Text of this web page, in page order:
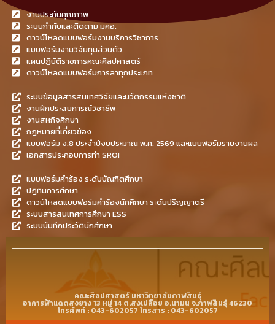
งานประกันคุณภาพ
ระบบกำกับและติดตาม มคอ.
ดาวน์โหลดแบบฟอร์มงานบริการวิชาการ
แบบฟอร์มงานวิจัยทุนส่วนตัว
แผนปฏิบัติราชการคณะศิลปศาสตร์
ดาวน์โหลดแบบฟอร์มการลาทุกประเภท
ระบบข้อมูลสารสนเทศวิจัยและนวัตกรรมแห่งชาติ
งานฝึกประสบการณ์วิชาชีพ
งานสหกิจศึกษา
กฎหมายที่เกี่ยวข้อง
แบบฟอร์ม ง.8 ประจำปีงบประมาณ พ.ศ. 2569 และแบบฟอร์มรายงานผล
เอกสารประกอบการทำ SROI
แบบฟอร์มคำร้อง ระดับบัณฑิตศึกษา
ปฎิทินการศึกษา
ดาวน์โหลดแบบฟอร์มคำร้องนักศึกษา ระดับปริญญาตรี
ระบบสารสนเทศการศึกษา ESS
ระบบบันทึกประวัตินักศึกษา
คณะศิลปศาสตร์ มหาวิทยาลัยกาฬสินธุ์
อาคารฟ้าแดดสงยาง 13 หมู่ 14 ต.สงเปลือย อ.นามน จ.กาฬสินธุ์ 46230
โทรศัพท์ : 043-602057 โทรสาร : 043-602057